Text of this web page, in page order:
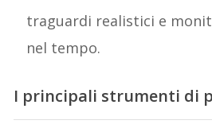
traguardi realistici e
nel tempo.
I principali strumenti di